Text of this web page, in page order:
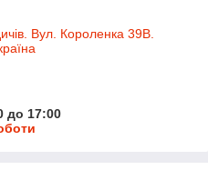
Вул. Короленка 39В.
до 17:00